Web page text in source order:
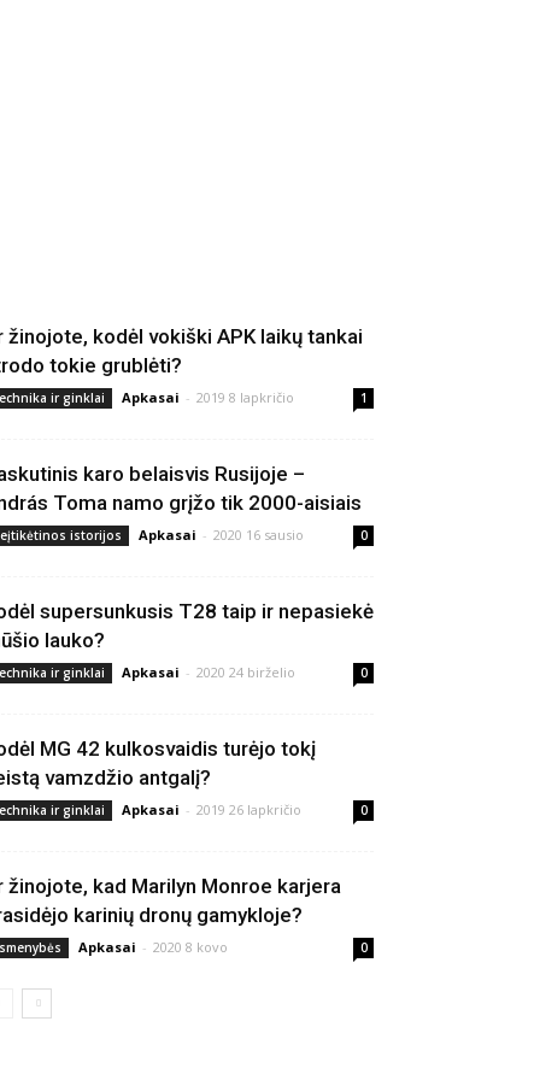
žinojote, kodėl vokiški APK laikų tankai
tokie grublėti?
ir ginklai Apkasai - 2019 8 lapkričio 1
karo belaisvis Rusijoje –
Toma namo grįžo tik 2000-aisiais
istorijos Apkasai - 2020 16 sausio 0
supersunkusis T28 taip ir nepasiekė
lauko?
ir ginklai Apkasai - 2020 24 birželio 0
MG 42 kulkosvaidis turėjo tokį
vamzdžio antgalį?
ir ginklai Apkasai - 2019 26 lapkričio 0
žinojote, kad Marilyn Monroe karjera
karinių dronų gamykloje?
Apkasai - 2020 8 kovo 0